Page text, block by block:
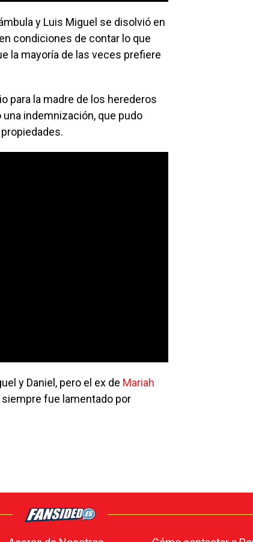
y Luis Miguel se disolvió en
condiciones de contar lo que
la mayoría de las veces prefiere
para la madre de los herederos
indemnización, que pudo
y Daniel, pero el ex de Mariah
fue lamentado por